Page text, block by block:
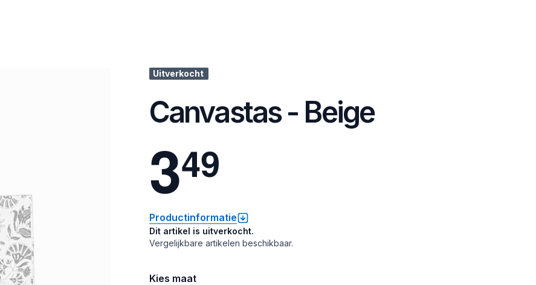
Uitverkocht
Canvastas - Beige
349
Productinformatie
Dit artikel is uitverkocht.
Vergelijkbare artikelen beschikbaar.
Kies maat